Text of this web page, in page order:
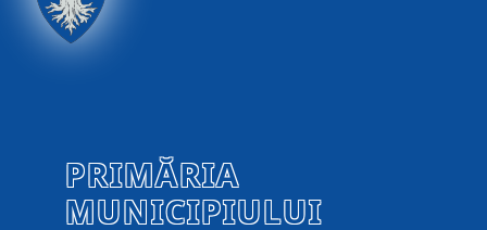
PRIMĂRIA
MUNICIPIULUI